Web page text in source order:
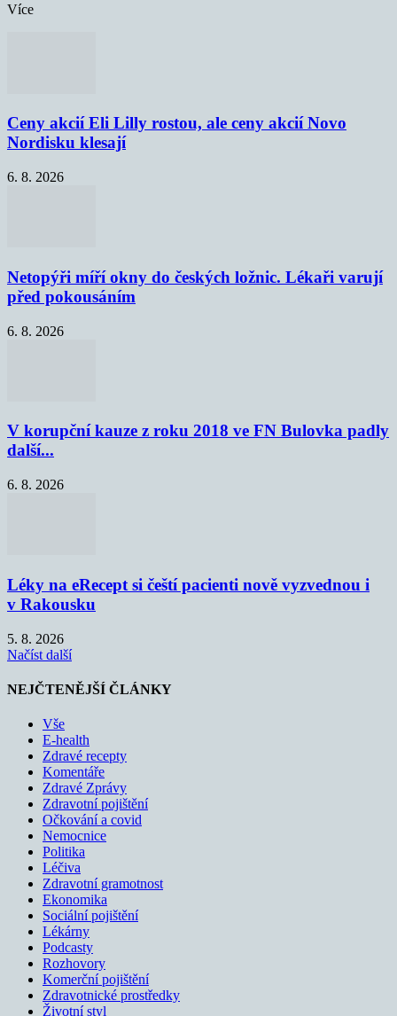
Více
Ceny akcií Eli Lilly rostou, ale ceny akcií Novo
Nordisku klesají
6. 8. 2026
Netopýři míří okny do českých ložnic. Lékaři varují
před pokousáním
6. 8. 2026
V korupční kauze z roku 2018 ve FN Bulovka padly
další...
6. 8. 2026
Léky na eRecept si čeští pacienti nově vyzvednou i
v Rakousku
5. 8. 2026
Načíst další
NEJČTENĚJŠÍ ČLÁNKY
Vše
E-health
Zdravé recepty
Komentáře
Zdravé Zprávy
Zdravotní pojištění
Očkování a covid
Nemocnice
Politika
Léčiva
Zdravotní gramotnost
Ekonomika
Sociální pojištění
Lékárny
Podcasty
Rozhovory
Komerční pojištění
Zdravotnické prostředky
Životní styl